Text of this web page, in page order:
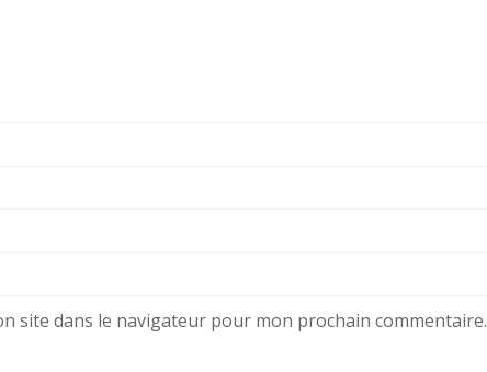
site dans le navigateur pour mon prochain commentaire.